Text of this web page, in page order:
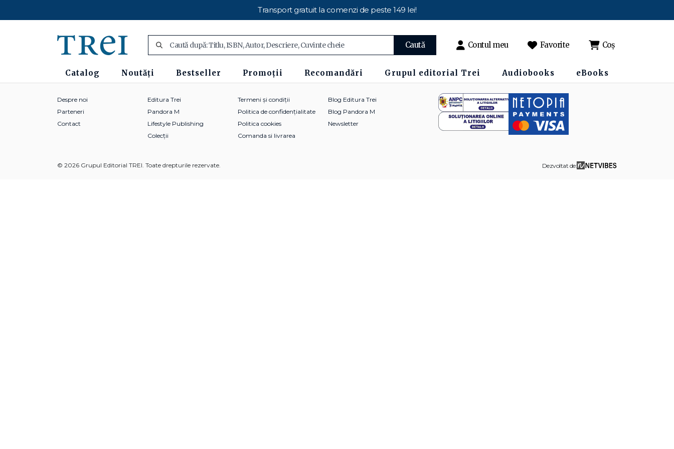
Transport gratuit la comenzi de peste 149 lei!
Caută Contul meu Favorite Coș
Catalog Noutăți Bestseller Promoții Recomandări Grupul editorial Trei Audiobooks eBooks
Despre noi
Parteneri
Contact
Editura Trei
Pandora M
Lifestyle Publishing
Colecții
Termeni și condiții
Politica de confidențialitate
Politica cookies
Comanda si livrarea
Blog Editura Trei
Blog Pandora M
Newsletter
© 2026 Grupul Editorial TREI. Toate drepturile rezervate. Dezvoltat de: